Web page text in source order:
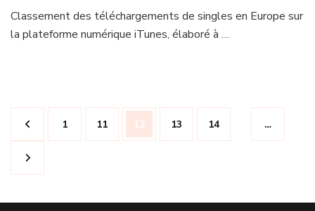
Classement des téléchargements de singles en Europe sur
la plateforme numérique iTunes, élaboré à …
Navigation
des
articles
Page
1 …
Page
11 Page
12 Page
13 Page
14